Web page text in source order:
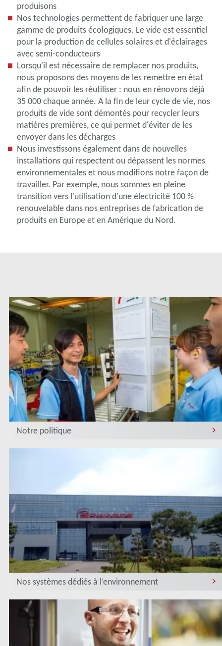
produisons
Nos technologies permettent de fabriquer une large
gamme de produits écologiques. Le vide est essentiel
pour la production de cellules solaires et d'éclairages
avec semi-conducteurs
Lorsqu'il est nécessaire de remplacer nos produits,
nous proposons des moyens de les remettre en état
afin de pouvoir les réutiliser : nous en rénovons déjà
35 000 chaque année. A la fin de leur cycle de vie, nos
produits de vide sont démontés pour recycler leurs
matières premières, ce qui permet d'éviter de les
envoyer dans les décharges
Nous investissons également dans de nouvelles
installations qui respectent ou dépassent les normes
environnementales et nous modifions notre façon de
travailler. Par exemple, nous sommes en pleine
transition vers l'utilisation d'une électricité 100 %
renouvelable dans nos entreprises de fabrication de
produits en Europe et en Amérique du Nord.
Notre politique
Nos systèmes dédiés à l’environnement